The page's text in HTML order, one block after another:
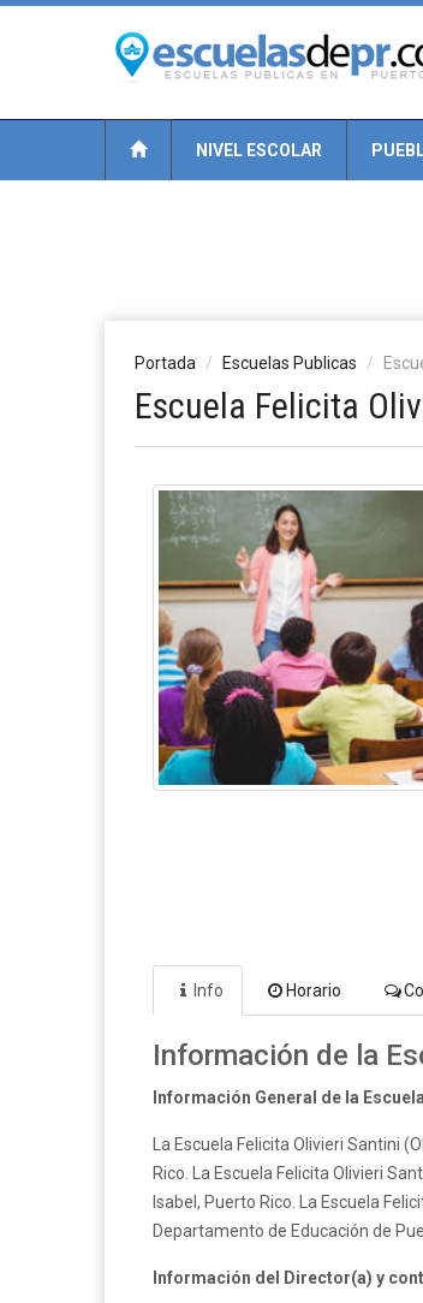
NIVEL ESCOLAR
Portada Escuelas Publicas
Escuela Felicita
Info Horario
Información de la
Información General de la
La Escuela Felicita Olivieri Santini
Rico. La Escuela Felicita Olivieri
Isabel, Puerto Rico. La Escuela
Departamento de Educación de
Información del Director(a) y